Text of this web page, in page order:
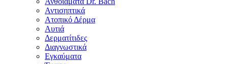
Αντισηπτικά
Ατοπικό Δέρμα
Αυτιά
Δερματίτιδες
Διαγνωστικά
Εγκαύματα